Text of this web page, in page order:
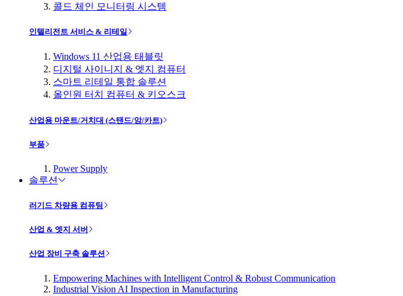
콜드 체인 모니터링 시스템
인텔리전트 서비스 & 리테일
Windows 11 산업용 태블릿
디지털 사이니지 & 엣지 컴퓨터
스마트 리테일 통합 솔루션
올인원 터치 컴퓨터 & 키오스크
산업용 마운트/거치대 (스탠드/암/카트)
부품
Power Supply
솔루션
러기드 차량용 컴퓨팅
산업 & 엣지 서버
산업 장비 구축 솔루션
Empowering Machines with Intelligent Control & Robust Communication
Industrial Vision AI Inspection in Manufacturing